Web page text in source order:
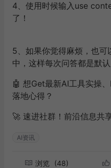
4、使用时候输入use
了！
5、如果你觉得麻烦，也
中，这样每次问答都是默
🤖 想Get最新AI工具实操
落地心得？
🚀 速进社群！前沿信息共
AI资讯
浏览 (48)